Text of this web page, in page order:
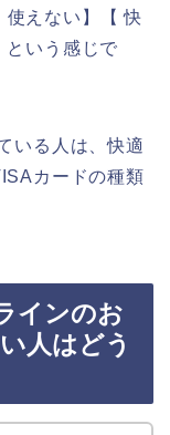
えない】【 快
いう感じで
いる人は、快適
カードの種類
インのお
人はどう